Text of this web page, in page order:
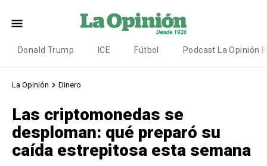
Donald Trump ICE Fútbol Podcast La Opinión
La Opinión Dinero
Las criptomonedas se
desploman: qué preparó su
caída estrepitosa esta semana